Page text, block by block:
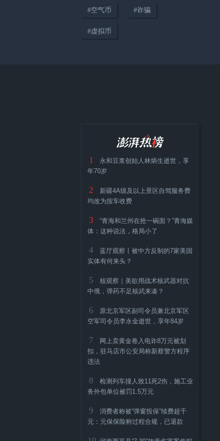
天路Vlog｜珠峰108拐极限实
测！比亚迪天神之眼B征服高原
天路
#空气币 #诈骗
#虚拟币
1
永和豆浆创始人林炳生逝世，享
年70岁
2
新疆4A级及以上景区自驾服务费
均改为按车收费
3
“青海和兰州在抢一碗面？”青海媒
体：这种说法，格局小了
4
蓝厅观察丨被中方反制的7家美国
实体有何来头？
5
核观察｜美欲用战术核武器对抗
中俄，弹药不足核武来凑？
6
原北京军区副司令员兼北京军区
空军司令员李永金逝世，享年84岁
7
网上卖黄金卷入电诈8万元被划
扣，驻马店市公安局称新蔡警方程序
违法
8
检测列车撞人致11死2伤，施工业
务外包单位被罚1.5万元
9
消费者称被“弹窗投保”续费超千
元：元保保险称过程合规，已退款